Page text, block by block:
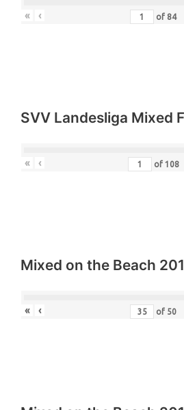
« ‹ of 84
SVV Landesliga Mixed
« ‹ of 108
Mixed on the Beach
« ‹ of 50